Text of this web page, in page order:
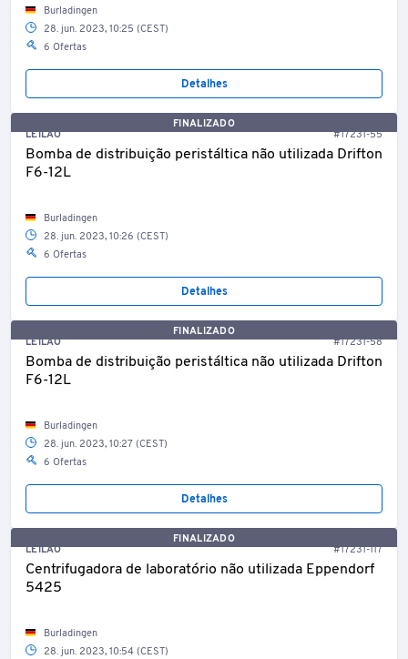
Burladingen
28. jun. 2023, 10:25 (CEST)
6 Ofertas
Detalhes
FINALIZADO
LEILÃO
#17231-55
Bomba de distribuição peristáltica não utilizada Drifton
F6-12L
Burladingen
28. jun. 2023, 10:26 (CEST)
6 Ofertas
Detalhes
FINALIZADO
LEILÃO
#17231-58
Bomba de distribuição peristáltica não utilizada Drifton
F6-12L
Burladingen
28. jun. 2023, 10:27 (CEST)
6 Ofertas
Detalhes
FINALIZADO
LEILÃO
#17231-117
Centrifugadora de laboratório não utilizada Eppendorf
5425
Burladingen
28. jun. 2023, 10:54 (CEST)